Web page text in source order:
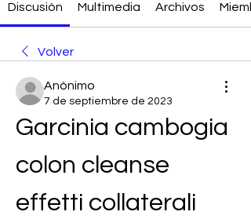
Discusión Multimedia Archivos
Volver
Anónimo
7 de septiembre de 2023
Garcinia cambogia
colon cleanse
effetti collaterali